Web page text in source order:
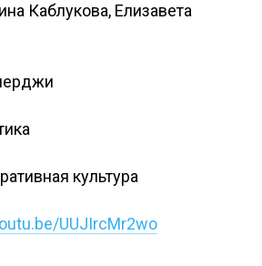
Каблукова, Елизавета
культура
UUJIrcMr2wo